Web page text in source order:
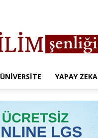
ÜNIVERSITE YAPAY ZEKA